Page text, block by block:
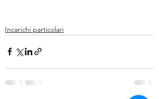
Incarichi particolari